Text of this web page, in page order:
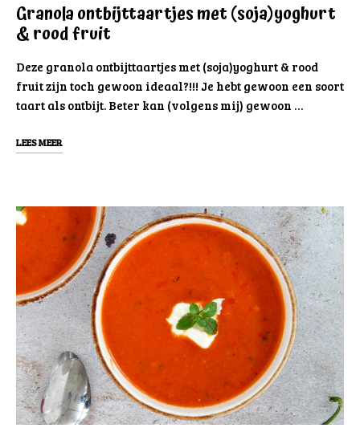
Granola ontbijttaartjes met (soja)yoghurt
& rood fruit
Deze granola ontbijttaartjes met (soja)yoghurt & rood
fruit zijn toch gewoon ideaal?!!! Je hebt gewoon een soort
taart als ontbijt. Beter kan (volgens mij) gewoon …
LEES MEER